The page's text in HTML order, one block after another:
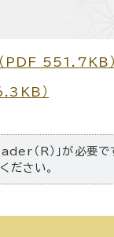
（PDF 551.7KB）
）
（R）」が必要
ださい。